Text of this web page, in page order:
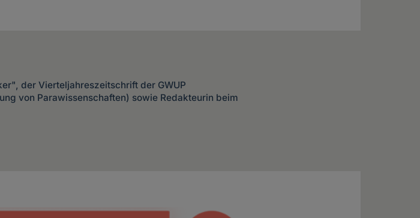
der Vierteljahreszeitschrift der GWUP
von Parawissenschaften) sowie Redakteurin beim